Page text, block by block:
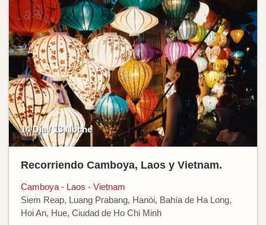
14 Día / 13 Noche
Recorriendo Camboya, Laos y Vietnam.
Camboya - Laos - Vietnam
Siem Reap, Luang Prabang, Hanói, Bahía de Ha Long,
Hoi An, Hue, Ciudad de Ho Chi Minh